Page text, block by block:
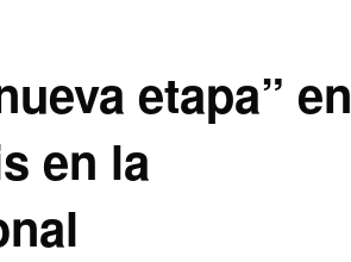
etapa” en
en la